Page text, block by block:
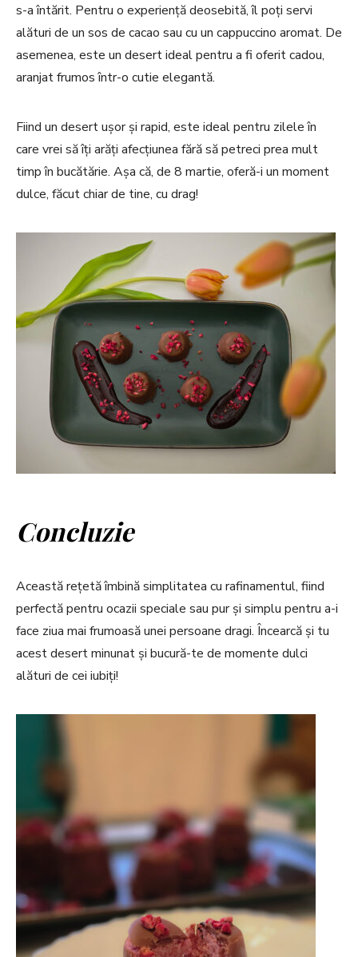
s-a întărit. Pentru o experiență deosebită, îl poți servi
alături de un sos de cacao sau cu un cappuccino aromat. De
asemenea, este un desert ideal pentru a fi oferit cadou,
aranjat frumos într-o cutie elegantă.
Fiind un desert ușor și rapid, este ideal pentru zilele în
care vrei să îți arăți afecțiunea fără să petreci prea mult
timp în bucătărie. Așa că, de 8 martie, oferă-i un moment
dulce, făcut chiar de tine, cu drag!
Concluzie
Această rețetă îmbină simplitatea cu rafinamentul, fiind
perfectă pentru ocazii speciale sau pur și simplu pentru a-i
face ziua mai frumoasă unei persoane dragi. Încearcă și tu
acest desert minunat și bucură-te de momente dulci
alături de cei iubiți!